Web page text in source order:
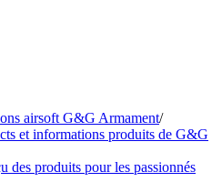
airsoft G&G Armament/
et informations produits de G&G
des produits pour les passionnés